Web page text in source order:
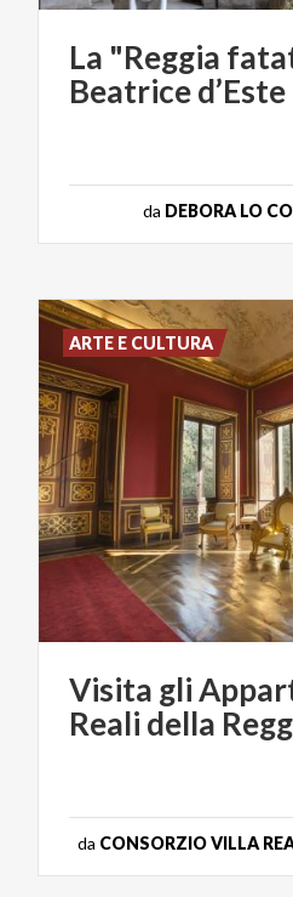
La "Reggia
Beatriced’Este
da DEBORA LO
Visita gli
Reali della
da CONSORZIO VILLA
ARTE E CULTURA